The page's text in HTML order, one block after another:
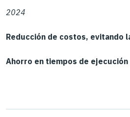
2024
Reducción de costos, evitando
Ahorro en tiempos de